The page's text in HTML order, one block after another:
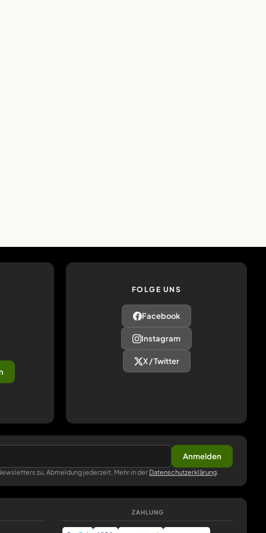
FOLGE UNS
Facebook
Instagram
X / Twitter
Anmelden
zu, Abmeldung jederzeit. Mehr in der Datenschutzerklärung
ZAHLUNG